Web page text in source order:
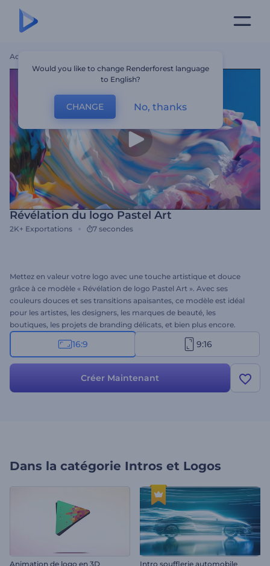
Accueil
Révélation du logo Pastel Art
2K+ Exportations 7 secondes
Mettez en valeur votre logo avec une touche artistique et douce
grâce à ce modèle « Révélation de logo Pastel Art ». Avec ses
couleurs douces et ses transitions apaisantes, ce modèle est idéal
pour les artistes, les designers, les marques de beauté, les
boutiques, les projets de branding délicats, et bien plus encore.
Facile à utiliser et rapide à créer, il vous permet de personnaliser
votre logo et votre slogan, et d'adapter l'ambiance à votre
douce, élégante et inoubliable !
16:9 9:16
Créer Maintenant
Dans la catégorie Intros et Logos
Animation de logo en 3D Intro soufflerie automobile
Would you like to change Renderforest language
to English?
CHANGE No, thanks